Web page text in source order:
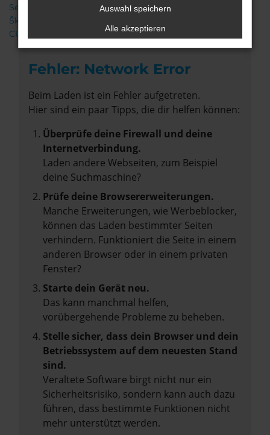
Seat
Škoda
CUPRA
Fehler: Network Error
Beim Laden ist ein Fehler aufgetreten.
Hier sind ein paar Tipps, die dir helfen können:
Überprüfe deine Firewall und deine
Internetverbindung.
Laden andere Webseiten, zum Beispiel
deine Suchmaschine?
Prüfe deine Browsererweiterungen.
Manche Erweiterungen, wie Werbeblocker,
können das Laden bestimmter Seiten
verhindern. Funktioniert die Seite in einem
anderen Browser oder in einem privaten
Fenster?
Starte dein Gerät neu.
Das kann manchmal helfen,
vorübergehende Probleme zu beheben.
Stelle sicher, dass dein Browser und dein
Betriebssystem auf dem neuesten Stand
sind.
Veraltete Software birgt nicht nur ein
Sicherheitsrisiko, sondern kann auch dazu
führen, dass bestimmte Funktionen nicht
mehr unterstützt werden.
Auswahl speichern
Alle akzeptieren